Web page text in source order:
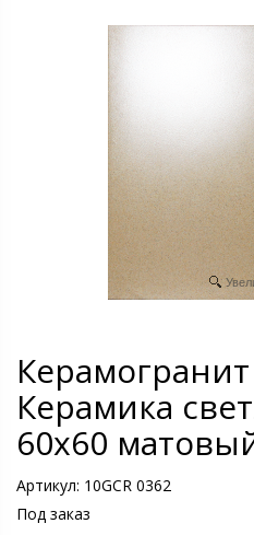
Керамика
60х60
Артикул: 10GCR 0362
Под заказ